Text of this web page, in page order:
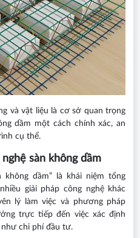
và vật liệu là cơ sở quan trọng
dầm một cách chính xác, an
cụ thể.
sàn không dầm
không dầm” là khái niệm tổng
giải pháp công nghệ khác
lý làm việc và phương pháp
trực tiếp đến việc xác định
như chi phí đầu tư.